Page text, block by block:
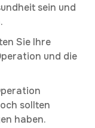
sein und
Sie Ihre
und die
sollten
haben.